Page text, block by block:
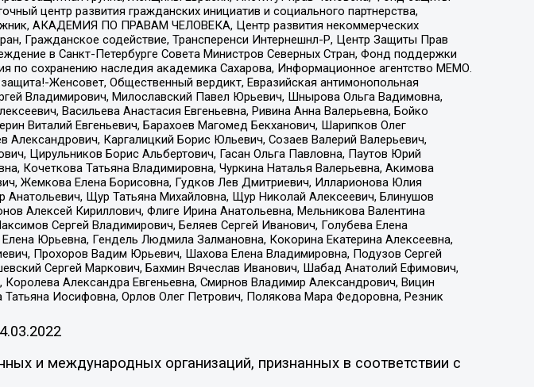
центр развития гражданских инициатив и социального партнерства,
АКАДЕМИЯ ПО ПРАВАМ ЧЕЛОВЕКА, Центр развития некоммерческих
Гражданское содействие, Трансперенси Интернешнл-Р, Центр Защиты Прав
в Санкт-Петербурге Совета Министров Северных Стран, Фонд поддержки
по сохранению наследия академика Сахарова, Информационное агентство МЕМО.
Женсовет, Общественный вердикт, Евразийская антимонопольная
Владимирович, Милославский Павел Юрьевич, Шнырова Ольга Вадимовна,
Васильева Анастасия Евгеньевна, Ривина Анна Валерьевна, Бойко
Виталий Евгеньевич, Барахоев Магомед Бекханович, Шарипков Олег
Каргалицкий Борис Юльевич, Созаев Валерий Валерьевич,
Цирульников Борис Альбертович, Гасан Ольга Павловна, Паутов Юрий
Кочеткова Татьяна Владимировна, Чуркина Наталья Валерьевна, Акимова
Жемкова Елена Борисовна, Гудков Лев Дмитриевич, Илларионова Юлия
Анатольевич, Щур Татьяна Михайловна, Щур Николай Алексеевич, Блинушов
Алексей Кириллович, Флиге Ирина Анатольевна, Мельникова Валентина
Сергей Владимирович, Беляев Сергей Иванович, Голубева Елена
Юрьевна, Гендель Людмила Залмановна, Кокорина Екатерина Алексеевна,
Прохоров Вадим Юрьевич, Шахова Елена Владимировна, Подузов Сергей
Сергей Маркович, Бахмин Вячеслав Иванович, Шабад Анатолий Ефимович,
Александра Евгеньевна, Смирнов Владимир Александрович, Вицин
Иосифовна, Орлов Олег Петрович, Полякова Мара Федоровна, Резник
и международных организаций, признанных в соответствии с